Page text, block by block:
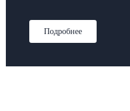
Подробнее